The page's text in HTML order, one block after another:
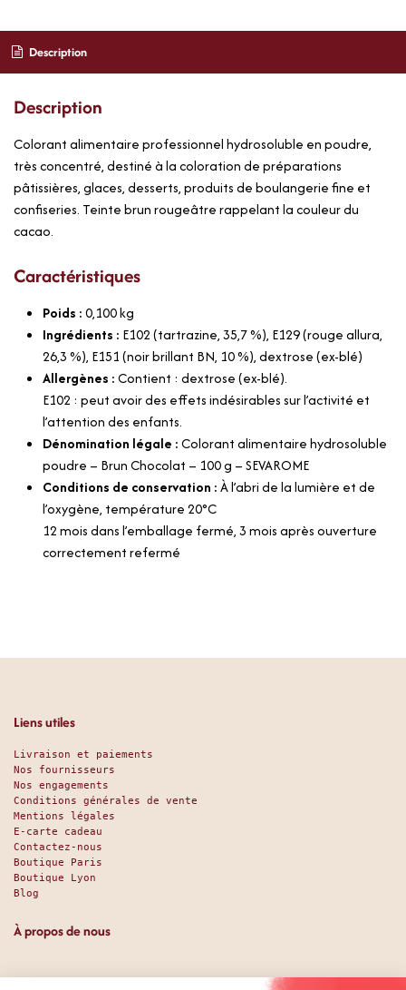
Description
Description
Colorant alimentaire professionnel hydrosoluble en poudre,
très concentré, destiné à la coloration de préparations
pâtissières, glaces, desserts, produits de boulangerie fine et
confiseries. Teinte brun rougeâtre rappelant la couleur du
cacao.
Caractéristiques
Poids :0,100kg
Ingrédients : E102 (tartrazine, 35,7 %), E129 (rouge allura,
26,3 %), E151 (noir brillant BN, 10 %), dextrose (ex-blé)
Allergènes :Contient : dextrose (ex-blé).
E102 : peut avoir des effets indésirables sur l’activité et
l’attention des enfants.
Dénomination légale :Colorant alimentaire hydrosoluble
poudre – Brun Chocolat – 100 g – SEVAROME
Conditions de conservation :À l’abri de la lumière et de
l’oxygène, température 20°C
12 mois dans l’emballage fermé, 3 mois après ouverture
correctement refermé
Liens utiles
Livraison et paiements
Nos fournisseurs
Nos engagements
Conditions générales de vente
Mentions légales
E-carte cadeau
Contactez-nous
Boutique Paris
Boutique Lyon
Blog
À propos de nous
Depuis 1951, nous accueillons les gourmands et les gourmets